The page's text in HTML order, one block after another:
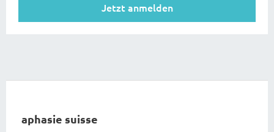
Jetzt anmelden
aphasie suisse